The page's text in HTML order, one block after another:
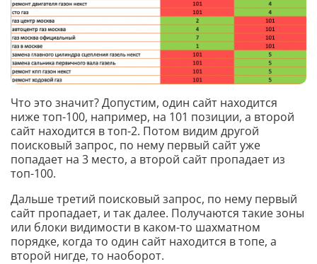
Что это значит? Допустим, один сайт находится
ниже топ-100, например, на 101 позиции, а второй
сайт находится в топ-2. Потом видим другой
поисковый запрос, по нему первый сайт уже
попадает на 3 место, а второй сайт пропадает из
топ-100.
Дальше третий поисковый запрос, по нему первый
сайт пропадает, и так далее. Получаются такие зоны
или блоки видимости в каком-то шахматном
порядке, когда то один сайт находится в топе, а
второй нигде, то наоборот.